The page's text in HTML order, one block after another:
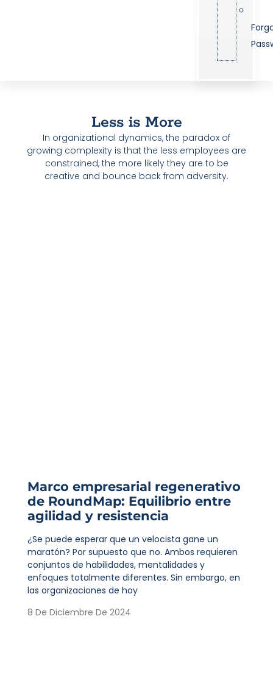
Less is More
In organizational dynamics, the paradox of
growing complexity is that the less employees are
constrained, the more likely they are to be
creative and bounce back from adversity.
Marco empresarial regenerativo
de RoundMap: Equilibrio entre
agilidad y resistencia
¿Se puede esperar que un velocista gane un
maratón? Por supuesto que no. Ambos requieren
conjuntos de habilidades, mentalidades y
enfoques totalmente diferentes. Sin embargo, en
las organizaciones de hoy
8 De Diciembre De 2024